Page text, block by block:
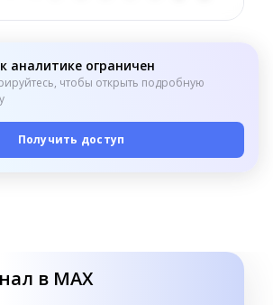
аналитике ограничен
чтобы открыть подробную
Получить доступ
в MAX